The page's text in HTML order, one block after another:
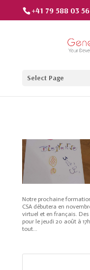
+41 79 588 03 56
Select Page
Notre prochaine
CSA débutera en
virtuel et en français.
pour le jeudi 20 août à
tout...